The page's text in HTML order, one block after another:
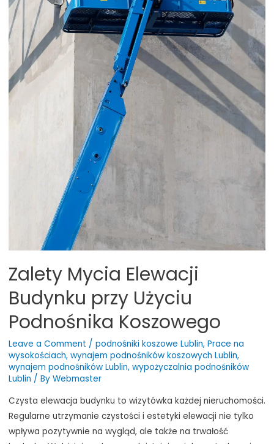
Zalety Mycia Elewacji
Budynku przy Użyciu
Podnośnika Koszowego
Leave a Comment / podnośniki koszowe Lublin, Prace na
wysokościach, wynajem podnośników koszowych Lublin,
wynajem podnośników Lublin, wypożyczalnia podnośników
Lublin / By Webmaster
Czysta elewacja budynku to wizytówka każdej nieruchomości.
Regularne utrzymanie czystości i estetyki elewacji nie tylko
wpływa pozytywnie na wygląd, ale także na trwałość